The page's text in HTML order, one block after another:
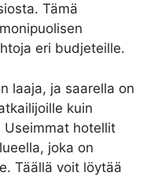
Tämä
eri budjeteille.
laaja, ja saarella on
kuin
hotellit
joka on
Täällä voit löytää